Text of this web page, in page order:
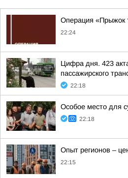
Операция «Прыжок
22:24
Цифра дня. 423
пассажирского
22:18
Особое место для
22:18
Опыт регионов –
22:15